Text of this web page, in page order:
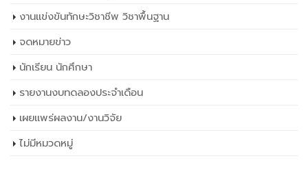
งานแข่งขันทักษะวิชาชีพ วิชาพื้นฐาน
จดหมายข่าว
นักเรียน นักศึกษา
รายงานงบทดลองประจำเดือน
เผยเเพร่ผลงาน/งานวิจัย
ไม่มีหมวดหมู่